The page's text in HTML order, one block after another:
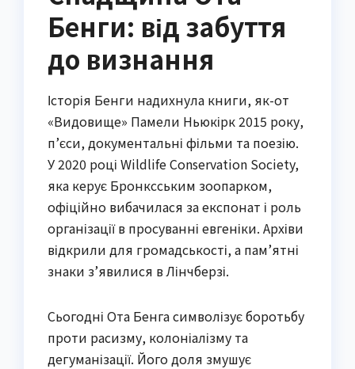
Бенги: від забуття
до визнання
Історія Бенги надихнула книги, як-от
«Видовище» Памели Ньюкірк 2015 року,
п’єси, документальні фільми та поезію.
У 2020 році Wildlife Conservation Society,
яка керує Бронксським зоопарком,
офіційно вибачилася за експонат і роль
організації в просуванні евгеніки. Архіви
відкрили для громадськості, а пам’ятні
знаки з’явилися в Лінчберзі.
Сьогодні Ота Бенга символізує боротьбу
проти расизму, колоніалізму та
дегуманізації. Його доля змушує